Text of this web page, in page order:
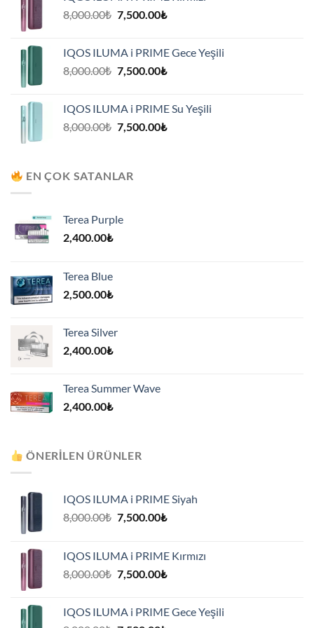
8,000.00₺ Orijinal
7,500.00₺Şu
7,500.00₺.
IQOS ILUMA i PRIME Gece Yeşili
8,000.00₺ Orijinal
7,500.00₺Şu
7,500.00₺.
IQOS ILUMA i PRIME Su Yeşili
8,000.00₺ Orijinal
7,500.00₺Şu
EN ÇOK SATANLAR
Terea Purple
2,400.00₺
Terea Blue
2,500.00₺
Terea Silver
2,400.00₺
Terea Summer Wave
2,400.00₺
ÖNERILEN ÜRÜNLER
IQOS ILUMA i PRIME Siyah
8,000.00₺ Orijinal
7,500.00₺Şu
7,500.00₺.
IQOS ILUMA i PRIME Kırmızı
8,000.00₺ Orijinal
7,500.00₺Şu
7,500.00₺.
IQOS ILUMA i PRIME Gece Yeşili